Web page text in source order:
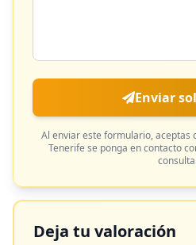
Enviar
Al enviar este formulario, aceptas
Tenerife se ponga en contacto
Deja tu valoración